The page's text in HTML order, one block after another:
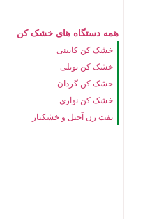
همه دستگاه های خشک کن
خشک کن کابینی
خشک کن تونلی
خشک کن گردان
خشک کن نواری
تفت زن آجیل و خشکبار